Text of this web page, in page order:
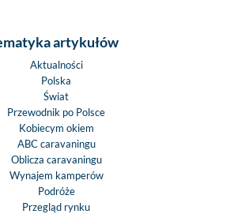
artykułów
Aktualności
Polska
Świat
Przewodnik po Polsce
Kobiecym okiem
ABC caravaningu
Oblicza caravaningu
Wynajem kamperów
Podróże
Przegląd rynku